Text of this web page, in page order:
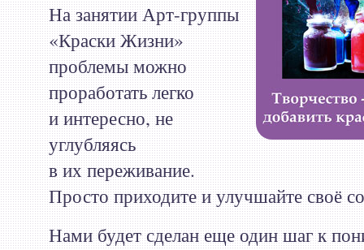
На занятии Арт-группы
«Краски Жизни»
проблемы можно
проработать легко
и интересно, не
углубляясь
в их переживание.
Просто приходите и улучшайте своё
Нами будет сделан еще один шаг к